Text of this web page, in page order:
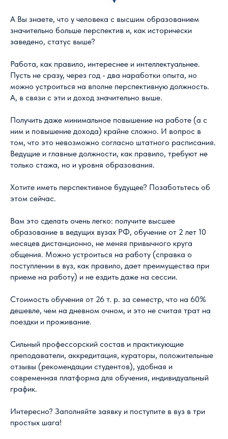
А Вы знаете, что у человека с высшим образованием
значительно больше перспектив и, как исторически
заведено, статус выше?
Работа, как правило, интереснее и интеллектуальнее.
Пусть не сразу, через год - два наработки опыта, но
можно устроиться на вполне перспективную должность.
А, в связи с эти и доход значительно выше.
Получить даже минимальное повышение на работе (а с
ним и повышение дохода) крайне сложно. И вопрос в
том, что это невозможно согласно штатного расписания.
Ведущие и главные должности, как правило, требуют не
только стажа, но и уровня образования.
Хотите иметь перспективное будущее? Позаботьтесь об
этом сейчас.
Вам это сделать очень легко: получите высшее
образование в ведущих вузах РФ, обучение от 2 лет 10
месяцев дистанционно, не меняя привычного круга
общения. Можно устроиться на работу (справка о
поступлении в вуз, как правило, дает преимущества при
приеме на работу) и не ездить даже на сессии.
Стоимость обучения от 26 т. р. за семестр, что на 60%
дешевле, чем на дневном очном, и это не считая трат на
поездки и проживание.
Сильный профессорский состав и практикующие
преподаватели, аккредитация, кураторы, положительные
отзывы (рекомендации студентов), удобная и
современная платформа для обучения, индивидуальный
график.
Интересно? Заполняйте заявку и поступите в вуз в три
простых шага!